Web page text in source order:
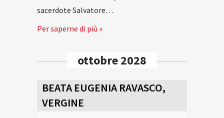
sacerdote Salvatore…
Per saperne di più »
ottobre 2028
BEATA EUGENIA RAVASCO,
VERGINE